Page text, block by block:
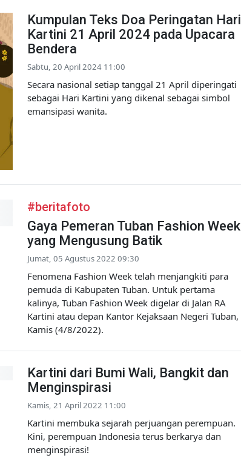
Kumpulan Teks Doa Peringatan Hari
Kartini 21 April 2024 pada Upacara
Bendera
Sabtu, 20 April 2024 11:00
Secara nasional setiap tanggal 21 April diperingati
sebagai Hari Kartini yang dikenal sebagai simbol
emansipasi wanita.
#beritafoto
Gaya Pemeran Tuban Fashion Week
yang Mengusung Batik
Jumat, 05 Agustus 2022 09:30
Fenomena Fashion Week telah menjangkiti para
pemuda di Kabupaten Tuban. Untuk pertama
kalinya, Tuban Fashion Week digelar di Jalan RA
Kartini atau depan Kantor Kejaksaan Negeri Tuban,
Kamis (4/8/2022).
Kartini dari Bumi Wali, Bangkit dan
Menginspirasi
Kamis, 21 April 2022 11:00
Kartini membuka sejarah perjuangan perempuan.
Kini, perempuan Indonesia terus berkarya dan
menginspirasi!